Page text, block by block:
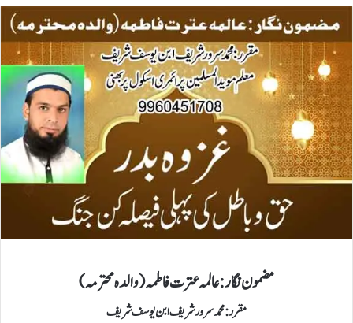
مضمون نگار : عالمہ عترت فاطمہ (والدہ محترمہ)
مقرر :محمد سرور شریف ابن یوسف شریف